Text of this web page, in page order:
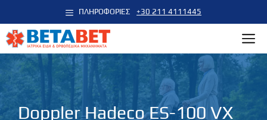
σε
περιεχόμενο
+30 211 4111445
ΠΛΗΡΟΦΟΡΙΕΣ
Doppler Hadeco ES-100 VX